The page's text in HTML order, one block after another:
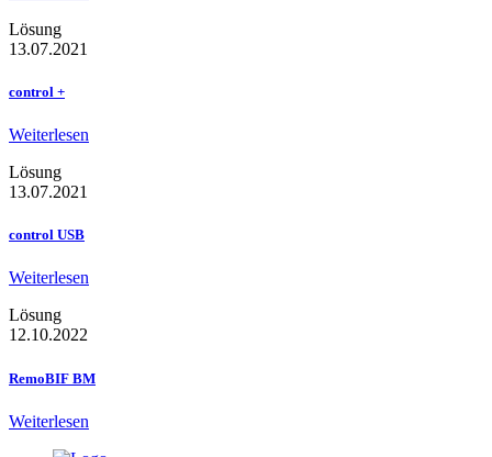
Lösung
13.07.2021
control +
Weiterlesen
Lösung
13.07.2021
control USB
Weiterlesen
Lösung
12.10.2022
RemoBIF BM
Weiterlesen